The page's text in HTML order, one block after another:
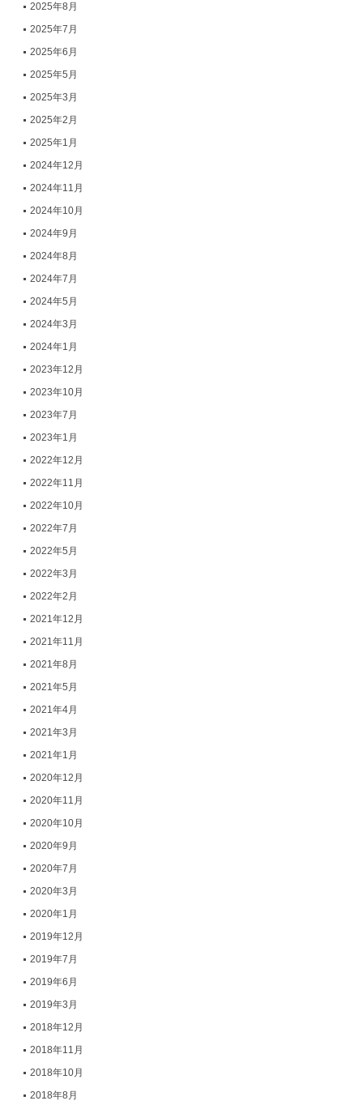
2025年8月
2025年7月
2025年6月
2025年5月
2025年3月
2025年2月
2025年1月
2024年12月
2024年11月
2024年10月
2024年9月
2024年8月
2024年7月
2024年5月
2024年3月
2024年1月
2023年12月
2023年10月
2023年7月
2023年1月
2022年12月
2022年11月
2022年10月
2022年7月
2022年5月
2022年3月
2022年2月
2021年12月
2021年11月
2021年8月
2021年5月
2021年4月
2021年3月
2021年1月
2020年12月
2020年11月
2020年10月
2020年9月
2020年7月
2020年3月
2020年1月
2019年12月
2019年7月
2019年6月
2019年3月
2018年12月
2018年11月
2018年10月
2018年8月